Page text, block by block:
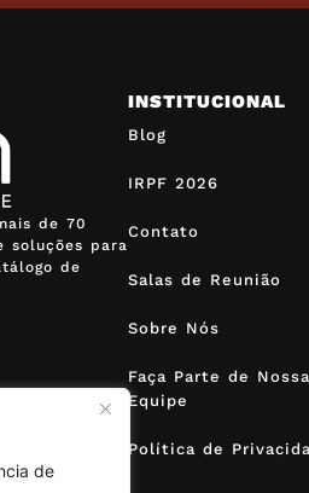
de
de 70
soluções para
de
INSTITUCIONAL
Blog
IRPF 2026
Contato
Salas de Reunião
Sobre Nós
Faça Parte de Nossa
Equipe
Política de